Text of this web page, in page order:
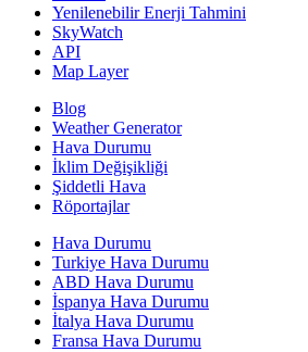
Yenilenebilir Enerji Tahmini
SkyWatch
API
Map Layer
Blog
Weather Generator
Hava Durumu
İklim Değişikliği
Şiddetli Hava
Röportajlar
Hava Durumu
Turkiye Hava Durumu
ABD Hava Durumu
İspanya Hava Durumu
İtalya Hava Durumu
Fransa Hava Durumu